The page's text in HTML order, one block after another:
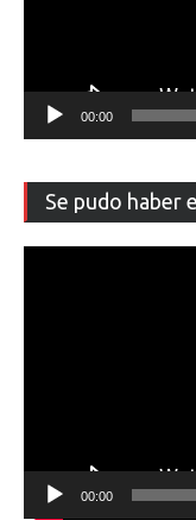
00:00
Se pudo haber
00:00